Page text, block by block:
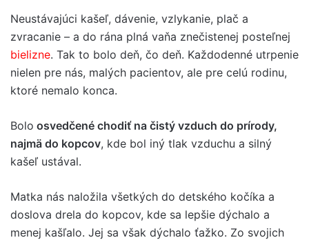
Neustávajúci kašeľ, dávenie, vzlykanie, plač a
zvracanie – a do rána plná vaňa znečistenej posteľnej
bielizne. Tak to bolo deň, čo deň. Každodenné utrpenie
nielen pre nás, malých pacientov, ale pre celú rodinu,
ktoré nemalo konca.
Bolo osvedčené chodiť na čistý vzduch do prírody,
najmä do kopcov, kde bol iný tlak vzduchu a silný
kašeľ ustával.
Matka nás naložila všetkých do detského kočíka a
doslova drela do kopcov, kde sa lepšie dýchalo a
menej kašľalo. Jej sa však dýchalo ťažko. Zo svojich